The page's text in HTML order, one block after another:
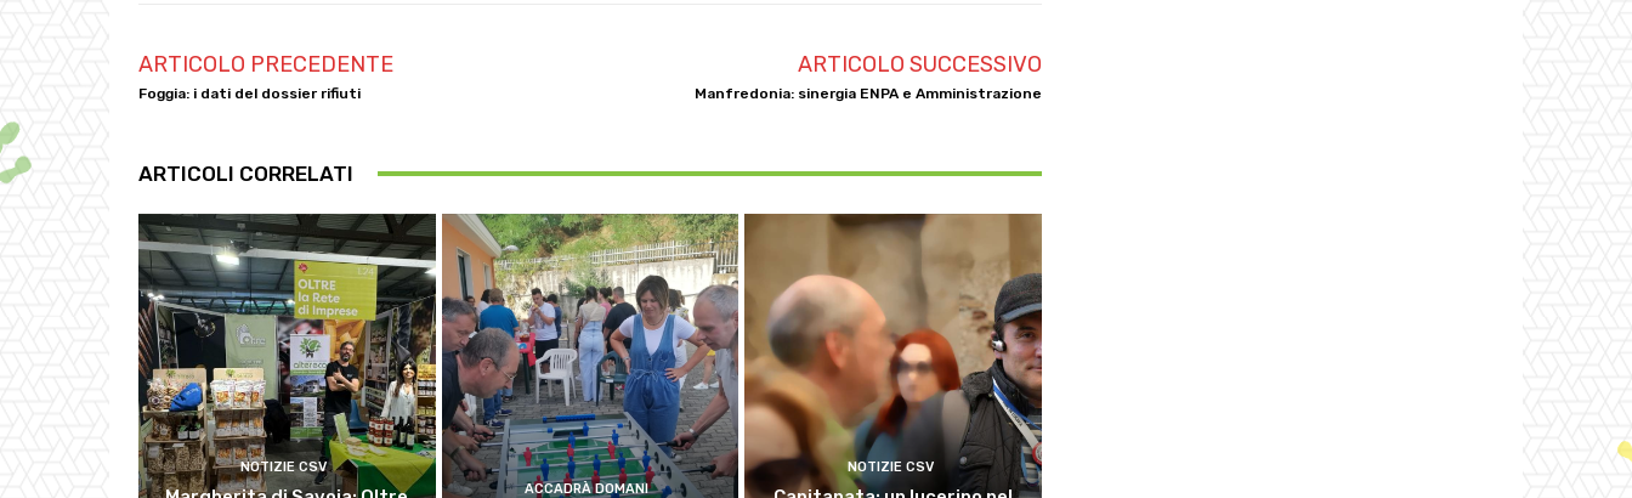
ARTICOLO PRECEDENTE
Foggia: i dati del dossier rifiuti
ARTICOLO SUCCESSIVO
Manfredonia: sinergia ENPA e Amministrazione
ARTICOLI CORRELATI
NOTIZIE CSV
ACCADRÀ DOMANI
NOTIZIE CSV